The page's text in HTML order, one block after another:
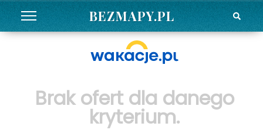
BEZMAPY.PL
Brak ofert dla danego
kryterium.